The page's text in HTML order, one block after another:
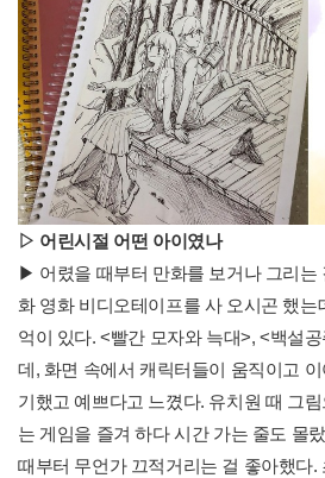
▷ 어린시절 어떤 아이였나
▶ 어렸을 때부터 만화를 보거나 그리는
화 영화 비디오테이프를 사 오시곤 했는
억이 있다. <빨간 모자와 늑대>, <백설
데, 화면 속에서 캐릭터들이 움직이고
기했고 예쁘다고 느꼈다. 유치원 때 그림
는 게임을 즐겨 하다 시간 가는 줄도 몰
때부터 무언가 끄적거리는 걸 좋아했다.